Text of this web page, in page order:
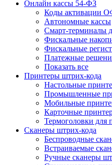
Онлайн кассы 54-ФЗ
Коды активации
Автономные кассы
Смарт-терминалы
Фискальные
Фискальные
Платежные
Показать все
Принтеры штрих-кода
Настольные
Промышленные
Мобильные
Карточные
Термоголовки для
Сканеры штрих-кода
Беспроводные
Встраиваемые
Ручные сканеры